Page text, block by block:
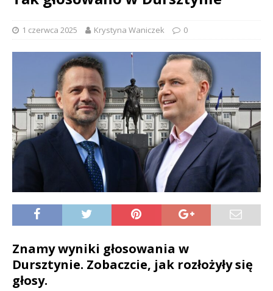
1 czerwca 2025 Krystyna Waniczek 0
Znamy wyniki głosowania w
Dursztynie. Zobaczcie, jak rozłożyły się
głosy.